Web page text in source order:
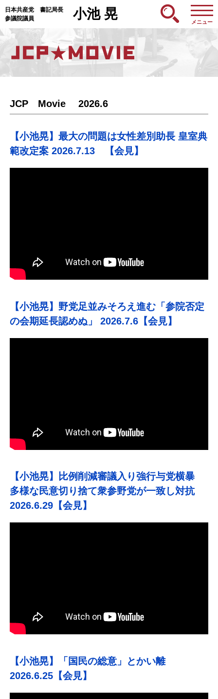
日本共産党 書記局長
参議院議員
小池 晃
メニュー
JCP Movie 2026.6
【小池晃】最大の問題は女性差別助長 皇室典
範改定案 2026.7.13 【会見】
【小池晃】野党足並みそろえ進む「参院否定
の会期延長認めぬ」 2026.7.6【会見】
【小池晃】比例削減審議入り強行与党横暴
多様な民意切り捨て衆参野党が一致し対抗
2026.6.29【会見】
【小池晃】「国民の総意」とかい離
2026.6.25【会見】